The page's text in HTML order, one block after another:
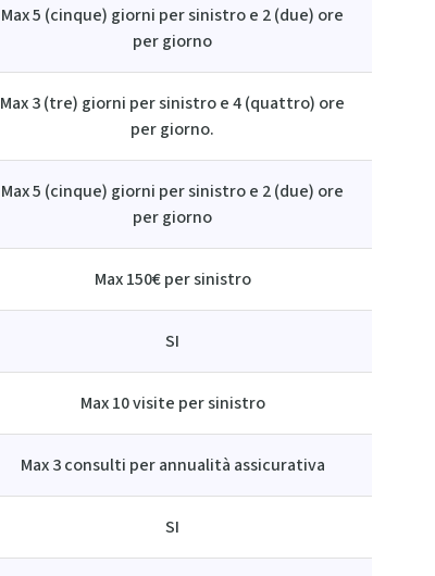
Max 5 (cinque) giorni per sinistro e 2 (due) ore
per giorno
Max 3 (tre) giorni per sinistro e 4 (quattro) ore
per giorno.
Max 5 (cinque) giorni per sinistro e 2 (due) ore
per giorno
Max 150€ per sinistro
SI
Max 10 visite per sinistro
Max 3 consulti per annualità assicurativa
SI